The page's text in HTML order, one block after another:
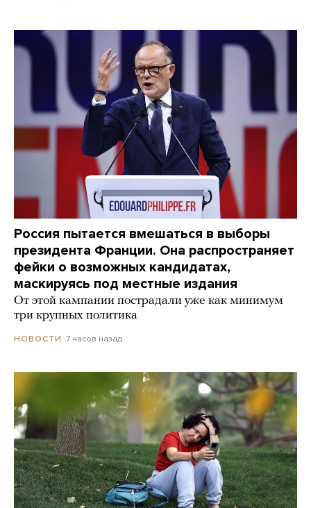
Россия пытается вмешаться в выборы
президента Франции. Она распространяет
фейки о возможных кандидатах,
маскируясь под местные издания
От этой кампании пострадали уже как минимум
три крупных политика
НОВОСТИ 7 часов назад